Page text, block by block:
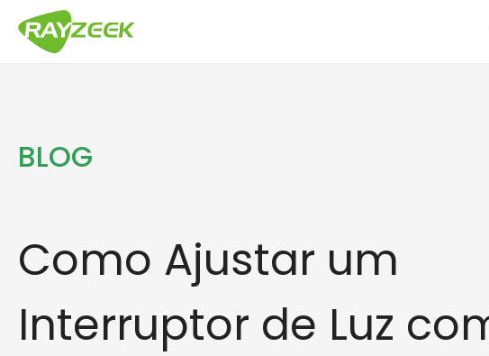
para
BLOG
Como Ajustar um
Interruptor de Luz